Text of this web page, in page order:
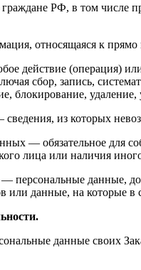
РФ, в том числе
относящаяся к
действие (операция)
сбор, запись,
блокирование,
из которых
— обязательное для
лица или наличия
персональные данные,
данные, на которые в
данные своих